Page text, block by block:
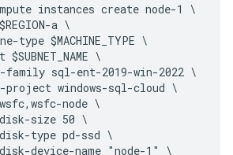
instances create node-1 \
a \
type $MACHINE_TYPE \
$SUBNET_NAME \
family sql-ent-2019-win-2022 \
project windows-sql-cloud \
node \
size 50 \
type pd-ssd \
device-name "node-1" \